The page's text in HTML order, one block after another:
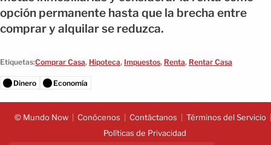
opción permanente hasta que la brecha entre
comprar y alquilar se reduzca.
Etiquetas:Comprar Casa, Hipoteca, Impuestos, Renta, Rentar Casa
Dinero Economía
© Mundo Now Conócenos Contáctanos
Términos del Servicio
Políticas de Privacidad